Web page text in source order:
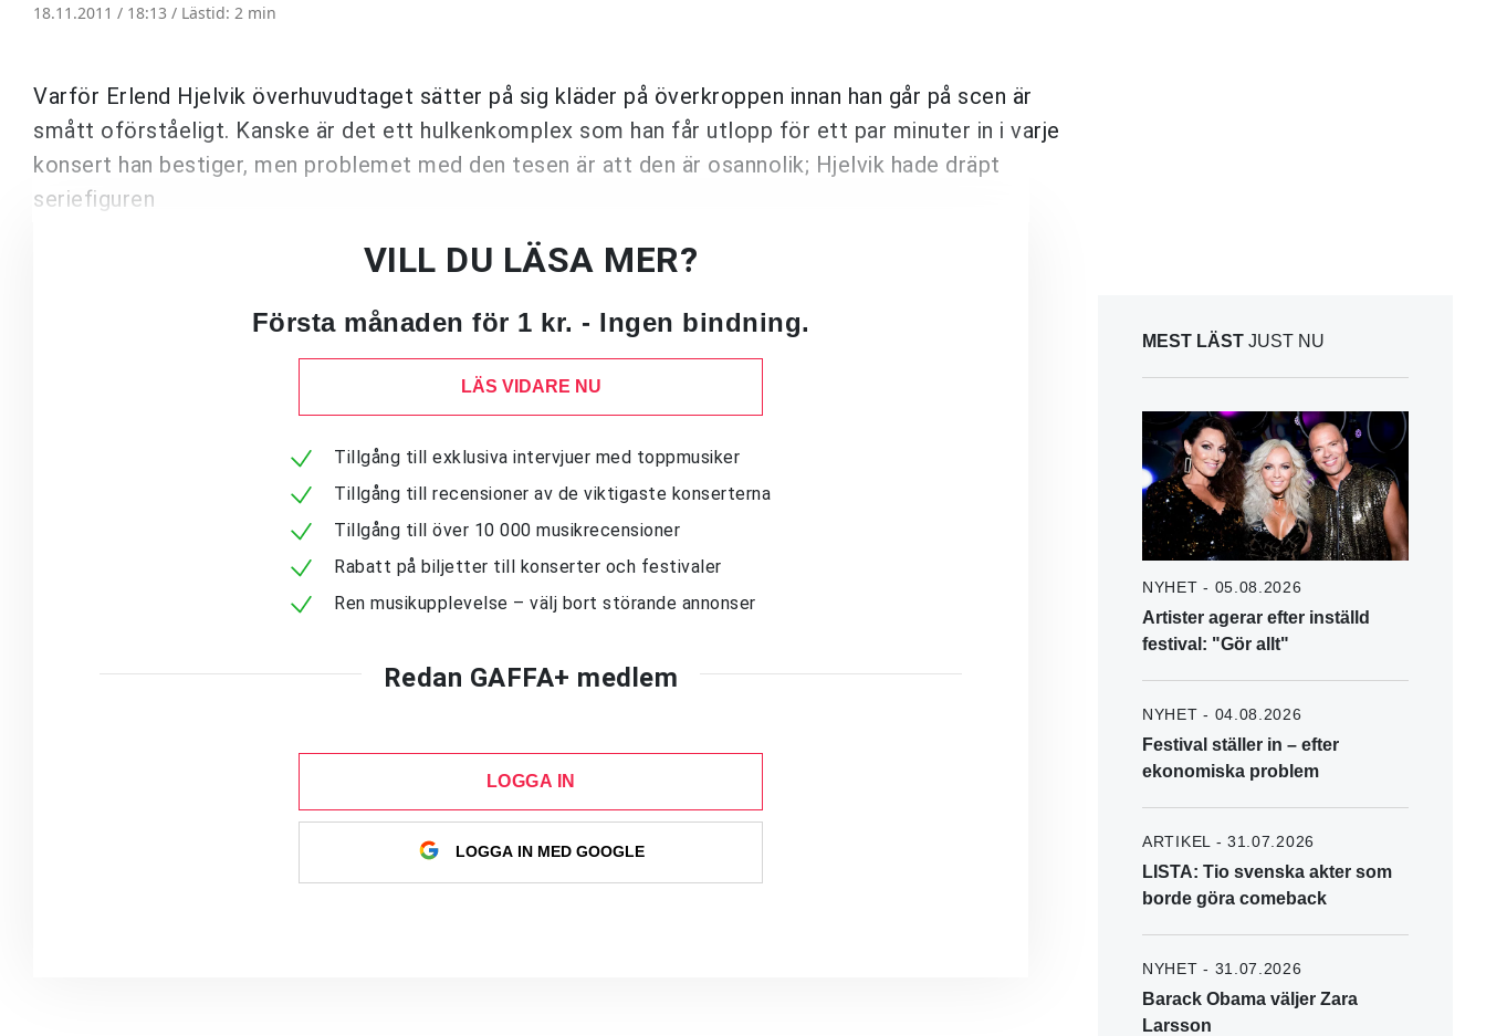
18.11.2011 / 18:13 / Lästid: 2 min
Varför Erlend Hjelvik överhuvudtaget sätter på sig kläder på överkroppen innan han går på scen är
smått oförståeligt. Kanske är det ett hulkenkomplex som han får utlopp för ett par minuter in i varje
konsert han bestiger, men problemet med den tesen är att den är osannolik; Hjelvik hade dräpt
seriefiguren
VILL DU LÄSA MER?
Första månaden för 1 kr. - Ingen bindning.
LÄS VIDARE NU
Tillgång till exklusiva intervjuer med toppmusiker
Tillgång till recensioner av de viktigaste konserterna
Tillgång till över 10 000 musikrecensioner
Rabatt på biljetter till konserter och festivaler
Ren musikupplevelse – välj bort störande annonser
Redan GAFFA+ medlem
LOGGA IN
LOGGA IN MED GOOGLE
MEST LÄST JUST NU
NYHET - 05.08.2026
Artister agerar efter inställd
festival: "Gör allt"
NYHET - 04.08.2026
Festival ställer in – efter
ekonomiska problem
ARTIKEL - 31.07.2026
LISTA: Tio svenska akter som
borde göra comeback
NYHET - 31.07.2026
Barack Obama väljer Zara
Larsson